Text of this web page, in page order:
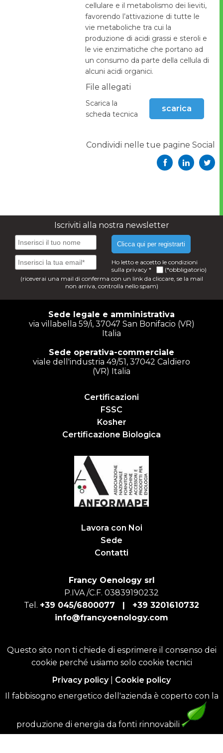
cellulare e il metabolismo dei lieviti,
favorendo l’attivazione di tutte le
vie metaboliche tra cui la
produzione di acidi grassi e steroli e
le vie enzimatiche che portano ad
un consumo da parte della cellula di
alcuni acidi organici.
File allegati
Scarica la
scheda tecnica
scarica
Condividi nelle tue pagine Social
Iscriviti alla nostra newsletter
Clicca qui per registrarti
Ho letto e accetto le condizioni
sulla privacy *
(*obbligatorio)
(riceverai una mail di conferma con un link da cliccare, se la mail
non arriva, controlla nello spam)
Sede legale e amministrativa
via villabella 59/i, 37047 San Bonifacio (VR)
Italia
Sede operativa-commerciale
viale dell'industria 49/51, 37042 Caldiero
(VR) Italia
Certificazioni
FSSC
Kosher
Certificazione Biologica
Lavora con Noi
Sede
Contatti
Francy Oenology srl
P.IVA /C.F. 03839190232
Tel. +39 045/6800077 | +39 3201610732
info@francyoenology.com
Questo sito non ti chiede di esprimere il consenso dei
cookie perché usiamo solo cookie tecnici
Privacy policy| Cookie policy
Il fabbisogno energetico dell'azienda è coperto con la
produzione di energia da fonti rinnovabili